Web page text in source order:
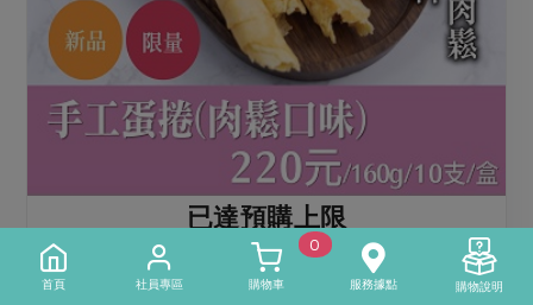
已達預購上限
加入購物車
點此介紹
首頁 社員專區
0
購物車 服務據點 購物說明